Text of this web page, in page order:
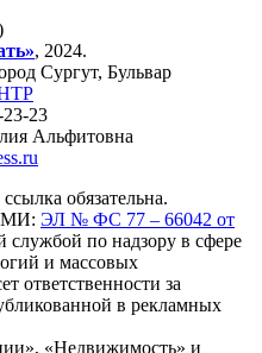
, 2024.
Сургут, Бульвар
23
Альфитовна
обязательна.
ЭЛ № ФС 77 – 66042 от
службой по надзору в сфере
и массовых
ответственности за
в рекламных
«Недвижимость» и